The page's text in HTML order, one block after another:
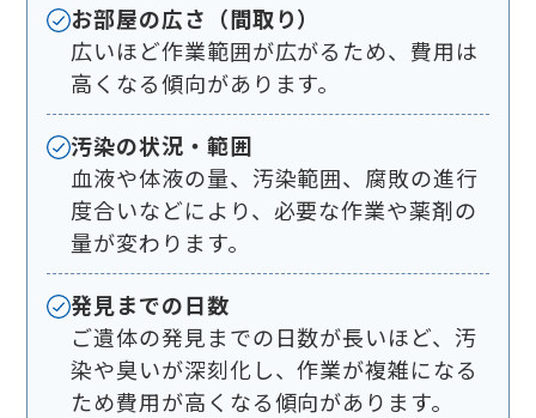
お部屋の広さ（間取り）
広いほど作業範囲が広がるため、費用は
高くなる傾向があります。
汚染の状況・範囲
血液や体液の量、汚染範囲、腐敗の進行
度合いなどにより、必要な作業や薬剤の
量が変わります。
発見までの日数
ご遺体の発見までの日数が長いほど、汚
染や臭いが深刻化し、作業が複雑になる
ため費用が高くなる傾向があります。